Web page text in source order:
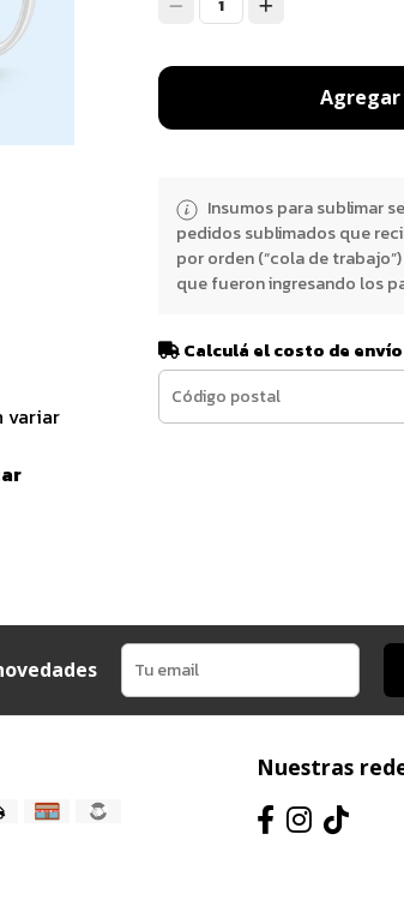
variar
1
Insumos para sublimar
pedidos sublimados que
por orden (“cola de
que fueron ingresando los
Calculá el costo de envío
Nuestras